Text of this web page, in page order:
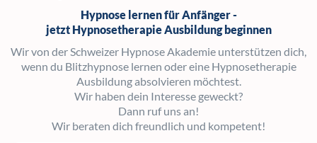
Hypnose lernen für Anfänger -
jetzt Hypnosetherapie Ausbildung beginnen
Wir von der Schweizer Hypnose Akademie unterstützen dich,
wenn du Blitzhypnose lernen oder eine Hypnosetherapie
Ausbildung absolvieren möchtest.
Wir haben dein Interesse geweckt?
Dann ruf uns an!
Wir beraten dich freundlich und kompetent!